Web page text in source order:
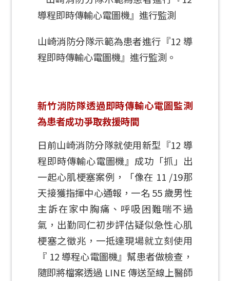
山崎消防分隊示範為患者進行『12 導
程即時傳輸心電圖機』進行監測。
新竹消防隊透過即時傳輸心電圖監測
為患者成功爭取救援時間
日前山崎消防分隊就使用新型『12 導
程即時傳輸心電圖機』成功「抓」出
一起心肌梗塞案例，「像在 11 /19那
天接獲指揮中心通報，一名 55 歲男性
主訴在家中胸痛、呼吸困難喘不過
氣，出勤同仁初步評估疑似急性心肌
梗塞之徵兆，一抵達現場就立刻使用
『 12 導程心電圖機』幫患者做檢查，
隨即將檔案透過 LINE 傳送至線上醫師